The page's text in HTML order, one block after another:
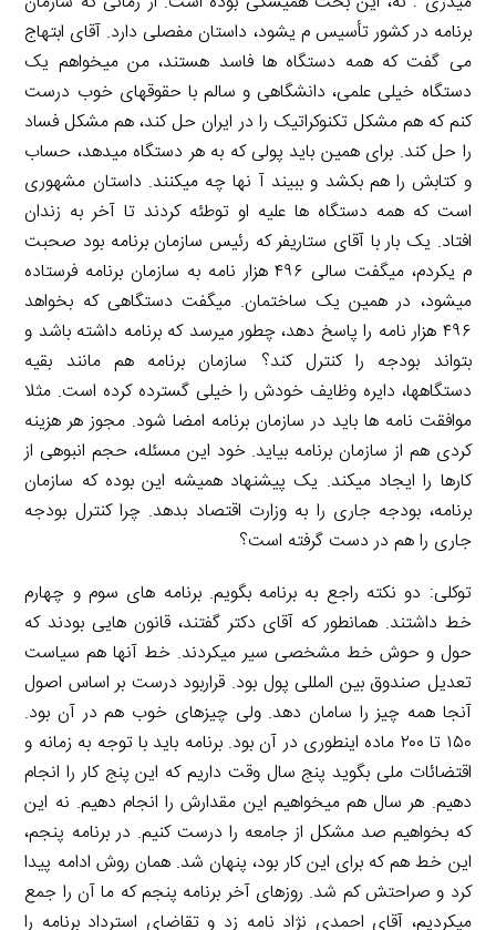
برنامه در کشور تأسیس م یشود، داستان مفصلی دارد. آقای ابتهاج
می گفت که همه دستگاه ها فاسد هستند، من میخواهم یک
دستگاه خیلی علمی، دانشگاهی و سالم با حقوقهای خوب درست
کنم که هم مشکل تکنوکراتیک را در ایران حل کند، هم مشکل فساد
را حل کند. برای همین باید پولی که به هر دستگاه میدهد، حساب
و کتابش را هم بکشد و ببیند آ نها چه میکنند. داستان مشهوری
است که همه دستگاه ها علیه او توطئه کردند تا آخر به زندان
افتاد. یک بار با آقای ستاریفر که رئیس سازمان برنامه بود صحبت
م یکردم، میگفت سالی ۴۹۶ هزار نامه به سازمان برنامه فرستاده
میشود، در همین یک ساختمان. میگفت دستگاهی که بخواهد
۴۹۶ هزار نامه را پاسخ دهد، چطور میرسد که برنامه داشته باشد و
بتواند بودجه را کنترل کند؟ سازمان برنامه هم مانند بقیه
دستگاهها، دایره وظایف خودش را خیلی گسترده کرده است. مثلا
موافقت نامه ها باید در سازمان برنامه امضا شود. مجوز هر هزینه
کردی هم از سازمان برنامه بیاید. خود این مسئله، حجم انبوهی از
کارها را ایجاد میکند. یک پیشنهاد همیشه این بوده که سازمان
برنامه، بودجه جاری را به وزارت اقتصاد بدهد. چرا کنترل بودجه
جاری را هم در دست گرفته است؟
توکلی: دو نکته راجع به برنامه بگویم. برنامه های سوم و چهارم
خط داشتند. همانطور که آقای دکتر گفتند، قانون هایی بودند که
حول و حوش خط مشخصی سیر میکردند. خط آنها هم سیاست
تعدیل صندوق بین المللی پول بود. قراربود درست بر اساس اصول
آنجا همه چیز را سامان دهد. ولی چیزهای خوب هم در آن بود.
۱۵۰ تا ۲۰۰ ماده اینطوری در آن بود. برنامه باید با توجه به زمانه و
اقتضائات ملی بگوید پنج سال وقت داریم که این پنج کار را انجام
دهیم. هر سال هم میخواهیم این مقدارش را انجام دهیم. نه این
که بخواهیم صد مشکل از جامعه را درست کنیم. در برنامه پنجم،
این خط هم که برای این کار بود، پنهان شد. همان روش ادامه پیدا
کرد و صراحتش کم شد. روزهای آخر برنامه پنجم که ما آن را جمع
میکردیم، آقای احمدی نژاد نامه زد و تقاضای استرداد برنامه را